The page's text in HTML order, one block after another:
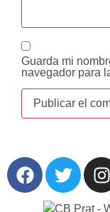
Guarda mi
navegador para